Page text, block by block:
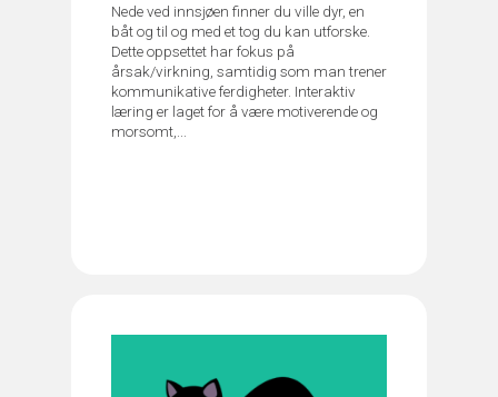
Nede ved innsjøen finner du ville dyr, en
båt og til og med et tog du kan utforske.
Dette oppsettet har fokus på
årsak/virkning, samtidig som man trener
kommunikative ferdigheter. Interaktiv
læring er laget for å være motiverende og
morsomt,...